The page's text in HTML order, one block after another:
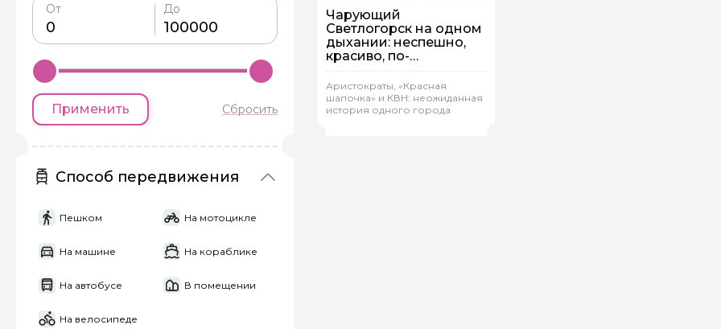
От До
Применить Сбросить
Способ передвижения
Пешком На мотоцикле
На машине На кораблике
На автобусе В помещении
На велосипеде
Чарующий
Светлогорск на одном
дыхании: неспешно,
красиво, по-
настоящему
Аристократы, «Красная
шапочка» и КВН: неожиданная
история одного города
Ирина.С 139
Индивидуальная
Пешком